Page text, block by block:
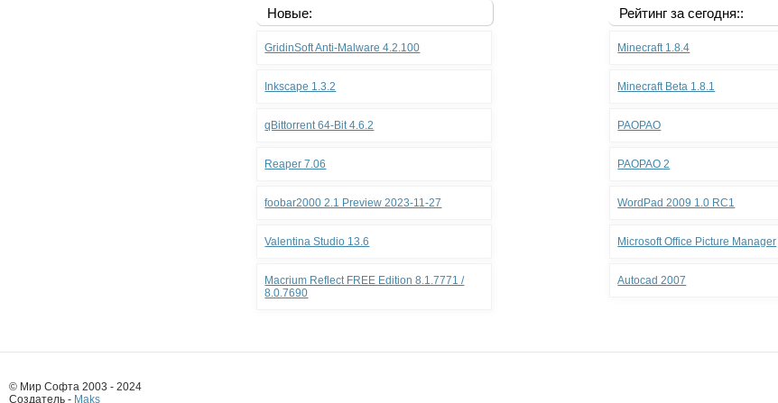
Новые:
GridinSoft Anti-Malware 4.2.100
Inkscape 1.3.2
qBittorrent 64-Bit 4.6.2
Reaper 7.06
foobar2000 2.1 Preview 2023-11-27
Valentina Studio 13.6
Macrium Reflect FREE Edition 8.1.7771 /
8.0.7690
Рейтинг за сегодня::
Minecraft 1.8.4
Minecraft Beta 1.8.1
PAOPAO
PAOPAO 2
WordPad 2009 1.0 RC1
Microsoft Office Picture Manager
Autocad 2007
© Мир Софта 2003 - 2024
Создатель - Maks